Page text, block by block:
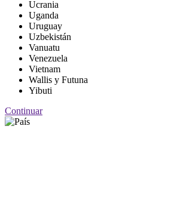
Ucrania
Uganda
Uruguay
Uzbekistán
Vanuatu
Venezuela
Vietnam
Wallis y Futuna
Yibuti
Continuar